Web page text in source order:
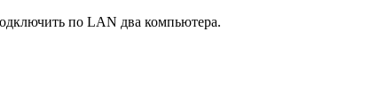
по LAN два компьютера.